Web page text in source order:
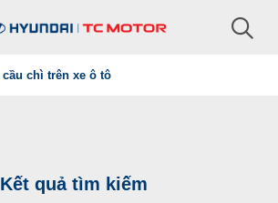
cầu chì trên xe ô tô
Kết quả tìm kiếm